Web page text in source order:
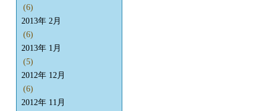
(6)
2013年 2月
(6)
2013年 1月
(5)
2012年 12月
(6)
2012年 11月